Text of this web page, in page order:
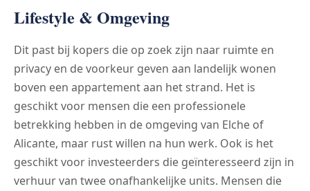
Lifestyle & Omgeving
Dit past bij kopers die op zoek zijn naar ruimte en
privacy en de voorkeur geven aan landelijk wonen
boven een appartement aan het strand. Het is
geschikt voor mensen die een professionele
betrekking hebben in de omgeving van Elche of
Alicante, maar rust willen na hun werk. Ook is het
geschikt voor investeerders die geïnteresseerd zijn in
verhuur van twee onafhankelijke units. Mensen die